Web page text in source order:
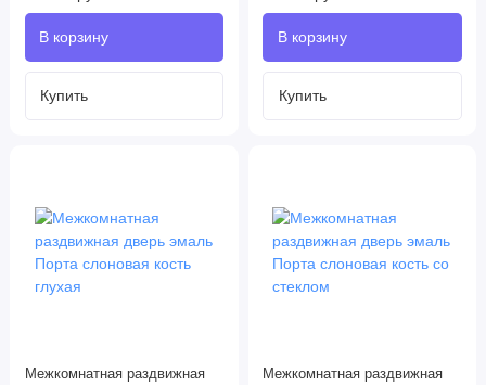
Межкомнатная раздвижная
Межкомнатная раздвижная